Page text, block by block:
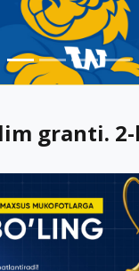
granti.